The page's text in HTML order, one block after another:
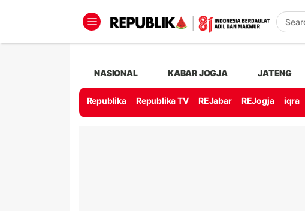
NASIONAL KABAR JOGJA JATENG
Republika Republika TV REJabar REJogja iqra